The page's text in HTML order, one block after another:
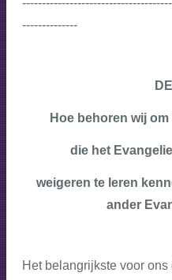
--------------
Hoe behoren wij
die het
weigeren te leren
ander
Het belangrijkste voor